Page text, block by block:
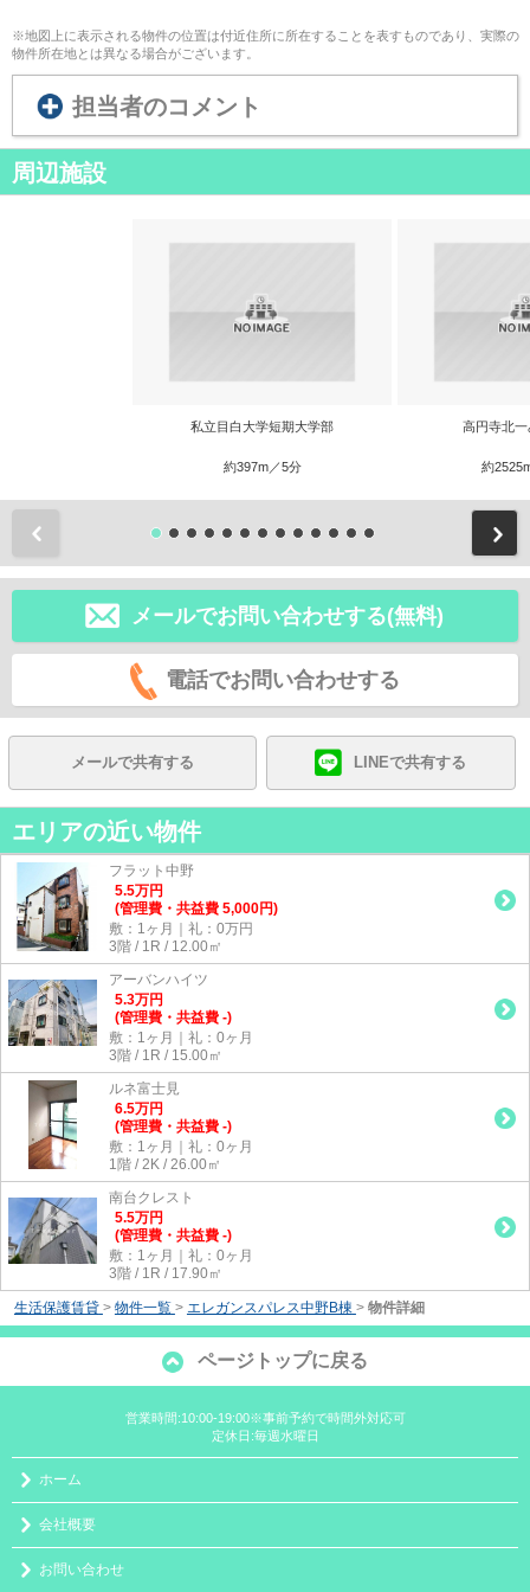
※地図上に表示される物件の位置は付近住所に所在することを表すものであり、実際の
物件所在地とは異なる場合がございます。
担当者のコメント
周辺施設
私立目白大学短期大学部
約397m／5分
高円寺北
約
メールでお問い合わせする(無料)
電話でお問い合わせする
メールで共有する LINEで共有する
エリアの近い物件
フラット中野
5.5万円
(管理費・共益費 5,000円)
敷：1ヶ月｜礼：0万円
3階 / 1R / 12.00㎡
アーバンハイツ
5.3万円
(管理費・共益費 -)
敷：1ヶ月｜礼：0ヶ月
3階 / 1R / 15.00㎡
ルネ富士見
6.5万円
(管理費・共益費 -)
敷：1ヶ月｜礼：0ヶ月
1階 / 2K / 26.00㎡
南台クレスト
5.5万円
(管理費・共益費 -)
敷：1ヶ月｜礼：0ヶ月
3階 / 1R / 17.90㎡
生活保護賃貸 > 物件一覧 > エレガンスパレス中野B棟 > 物件詳細
ページトップに戻る
営業時間:10:00-19:00※事前予約で時間外対応可
定休日:毎週水曜日
ホーム
会社概要
お問い合わせ